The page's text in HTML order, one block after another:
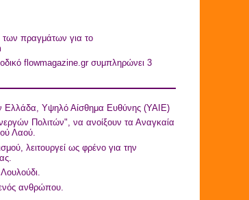
των πραγμάτων για το
flowmagazine.gr συμπληρώνει 3
Ελλάδα, Υψηλό Αίσθημα Ευθύνης (ΥΑΙΕ)
Πολιτών", να ανοίξουν τα Αναγκαία
Λαού.
λειτουργεί ως φρένο για την
ανθρώπου.